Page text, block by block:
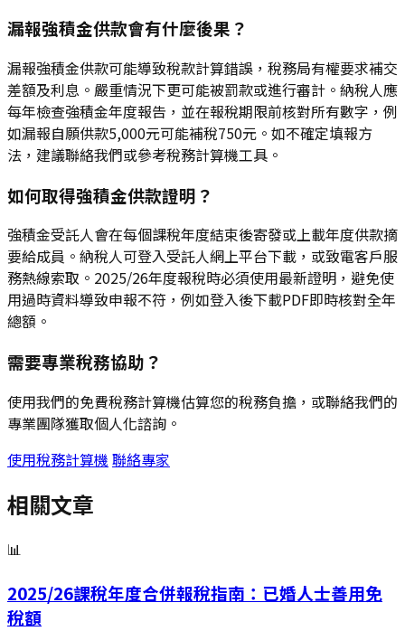
漏報強積金供款會有什麼後果？
漏報強積金供款可能導致稅款計算錯誤，稅務局有權要求補交
差額及利息。嚴重情況下更可能被罰款或進行審計。納稅人應
每年檢查強積金年度報告，並在報稅期限前核對所有數字，例
如漏報自願供款5,000元可能補稅750元。如不確定填報方
法，建議聯絡我們或參考稅務計算機工具。
如何取得強積金供款證明？
強積金受託人會在每個課稅年度結束後寄發或上載年度供款摘
要給成員。納稅人可登入受託人網上平台下載，或致電客戶服
務熱線索取。2025/26年度報稅時必須使用最新證明，避免使
用過時資料導致申報不符，例如登入後下載PDF即時核對全年
總額。
需要專業稅務協助？
使用我們的免費稅務計算機估算您的稅務負擔，或聯絡我們的
專業團隊獲取個人化諮詢。
使用稅務計算機 聯絡專家
相關文章
📊
2025/26課稅年度合併報稅指南：已婚人士善用免
稅額